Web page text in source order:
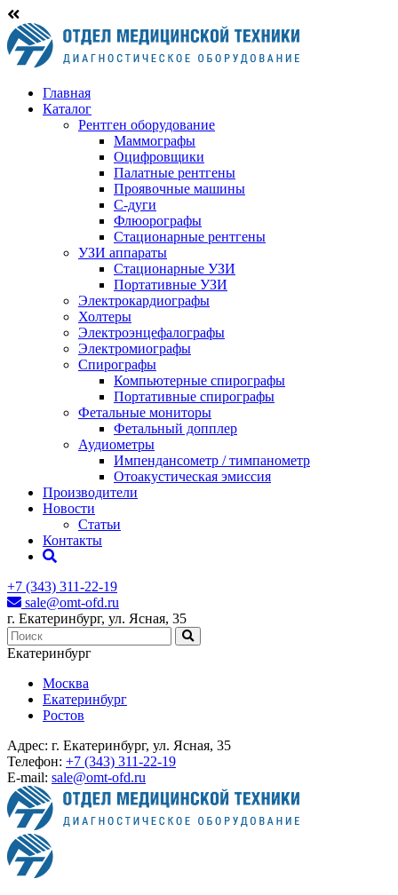
Главная
Каталог
Рентген оборудование
Маммографы
Оцифровщики
Палатные рентгены
Проявочные машины
С-дуги
Флюорографы
Стационарные рентгены
УЗИ аппараты
Стационарные УЗИ
Портативные УЗИ
Электрокардиографы
Холтеры
Электроэнцефалографы
Электромиографы
Спирографы
Компьютерные спирографы
Портативные спирографы
Фетальные мониторы
Фетальный допплер
Аудиометры
Импендансометр / тимпанометр
Отоакустическая эмиссия
Производители
Новости
Статьи
Контакты
+7 (343) 311-22-19
sale@omt-ofd.ru
г. Екатеринбург, ул. Ясная, 35
Екатеринбург
Москва
Екатеринбург
Ростов
Адрес: г. Екатеринбург, ул. Ясная, 35
Телефон: +7 (343) 311-22-19
E-mail: sale@omt-ofd.ru